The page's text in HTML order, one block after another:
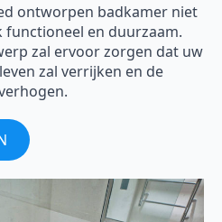
ontworpen badkamer niet
functioneel en duurzaam.
zal ervoor zorgen dat uw
zal verrijken en de